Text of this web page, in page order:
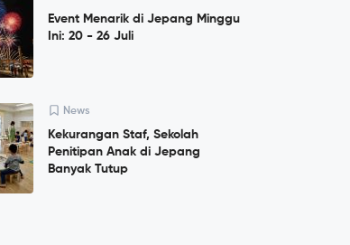
Event Menarik di Jepang Minggu
Ini: 20 - 26 Juli
News
Kekurangan Staf, Sekolah
Penitipan Anak di Jepang
Banyak Tutup